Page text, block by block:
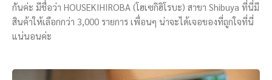
กันค่ะ มีชื่อว่า HOUSEKIHIROBA (โฮเซกิฮิโรบะ) สาขา Shibuya ที่นี่มี
สินค้าให้เลือกกว่า 3,000 รายการ เพื่อนๆ น่าจะได้เจอของที่ถูกใจที่นี่
แน่นอนค่ะ